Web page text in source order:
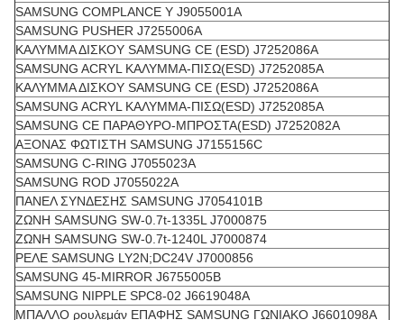
SAMSUNG COMPLANCE Y J9055001A
SAMSUNG PUSHER J7255006A
ΚΑΛΥΜΜΑ ΔΙΣΚΟΥ SAMSUNG CE (ESD) J7252086A
SAMSUNG ACRYL ΚΑΛΥΜΜΑ-ΠΙΣΩ(ESD) J7252085A
ΚΑΛΥΜΜΑ ΔΙΣΚΟΥ SAMSUNG CE (ESD) J7252086A
SAMSUNG ACRYL ΚΑΛΥΜΜΑ-ΠΙΣΩ(ESD) J7252085A
SAMSUNG CE ΠΑΡΑΘΥΡΟ-ΜΠΡΟΣΤΑ(ESD) J7252082A
ΑΞΟΝΑΣ ΦΩΤΙΣΤΗ SAMSUNG J7155156C
SAMSUNG C-RING J7055023A
SAMSUNG ROD J7055022A
ΠΑΝΕΛ ΣΥΝΔΕΣΗΣ SAMSUNG J7054101B
ΖΩΝΗ SAMSUNG SW-0.7t-1335L J7000875
ΖΩΝΗ SAMSUNG SW-0.7t-1240L J7000874
ΡΕΛΕ SAMSUNG LY2N;DC24V J7000856
SAMSUNG 45-MIRROR J6755005B
SAMSUNG NIPPLE SPC8-02 J6619048A
ΜΠΑΛΛΟ ρουλεμάν ΕΠΑΦΗΣ SAMSUNG ΓΩΝΙΑΚΟ J6601098A